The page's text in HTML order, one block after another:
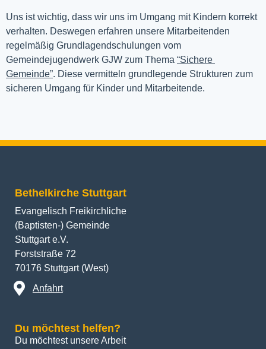
Uns ist wichtig, dass wir uns im Umgang mit Kindern korrekt
verhalten. Deswegen erfahren unsere Mitarbeitenden
regelmäßig Grundlagendschulungen vom
Gemeindejugendwerk GJW zum Thema “Sichere
Gemeinde”. Diese vermitteln grundlegende Strukturen zum
sicheren Umgang für Kinder und Mitarbeitende.
Bethelkirche Stuttgart
Evangelisch Freikirchliche
(Baptisten-) Gemeinde
Stuttgart e.V.
Forststraße 72
70176 Stuttgart (West)
Anfahrt
Du möchtest helfen?
Du möchtest unsere Arbeit